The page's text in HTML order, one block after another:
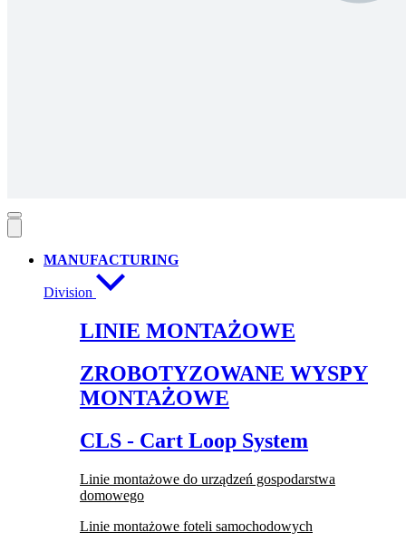
MANUFACTURING
Division
LINIE MONTAŻOWE
ZROBOTYZOWANE WYSPY
MONTAŻOWE
CLS - Cart Loop System
Linie montażowe do urządzeń gospodarstwa
domowego
Linie montażowe foteli samochodowych